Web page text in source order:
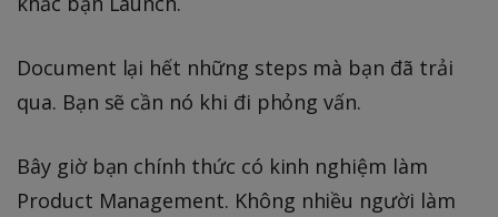
Document lại hết những steps mà bạn đã trải
qua. Bạn sẽ cần nó khi đi phỏng vấn.
Bây giờ bạn chính thức có kinh nghiệm làm
Product Management. Không nhiều người làm